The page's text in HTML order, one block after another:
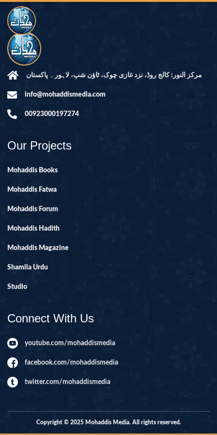
مرکز النور: کالج روڈ، نزد غازی چوک، ٹاؤن شپ، لاہور ۔ پاکستان
info@mohaddismedia.com
00923000197274
Our Projects
Mohaddis Books
Mohaddis Fatwa
Mohaddis Forum
Mohaddis Hadith
Mohaddis Magazine
Shamila Urdu
Studio
Connect With Us
youtube.com/mohaddismedia
facebook.com/mohaddismedia
twitter.com/mohaddismedia
Copyright © 2025 Mohaddis Media. All rights reserved.